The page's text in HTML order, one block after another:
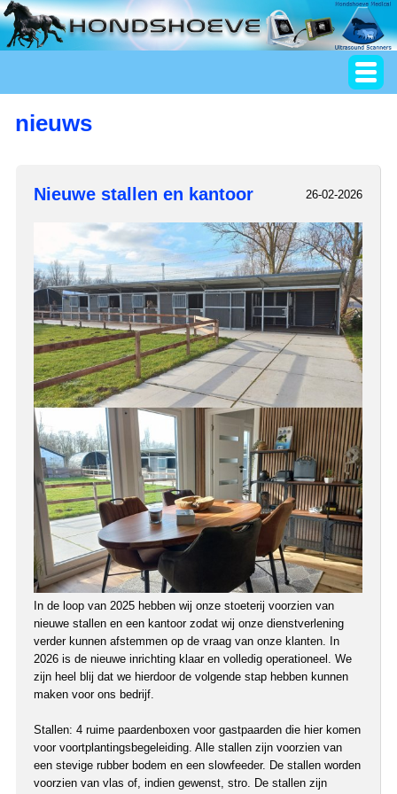
nieuws
26-02-2026
Nieuwe stallen en kantoor
In de loop van 2025 hebben wij onze stoeterij voorzien van
nieuwe stallen en een kantoor zodat wij onze dienstverlening
verder kunnen afstemmen op de vraag van onze klanten. In
2026 is de nieuwe inrichting klaar en volledig operationeel. We
zijn heel blij dat we hierdoor de volgende stap hebben kunnen
maken voor ons bedrijf.
Stallen: 4 ruime paardenboxen voor gastpaarden die hier komen
voor voortplantingsbegeleiding. Alle stallen zijn voorzien van
een stevige rubber bodem en een slowfeeder. De stallen worden
voorzien van vlas of, indien gewenst, stro. De stallen zijn